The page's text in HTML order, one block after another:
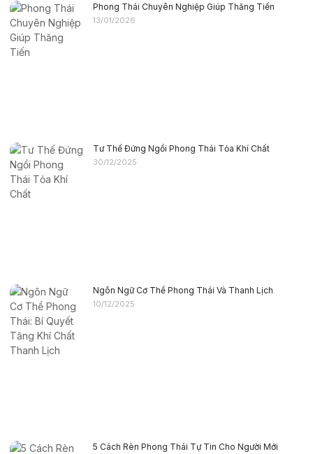
Phong Thái Chuyên Nghiệp Giúp Thăng Tiến
13/01/2026
Tư Thế Đứng Ngồi Phong Thái Tỏa Khí Chất
30/12/2025
Ngôn Ngữ Cơ Thể Phong Thái Và Thanh Lịch
10/12/2025
5 Cách Rèn Phong Thái Tự Tin Cho Người Mới